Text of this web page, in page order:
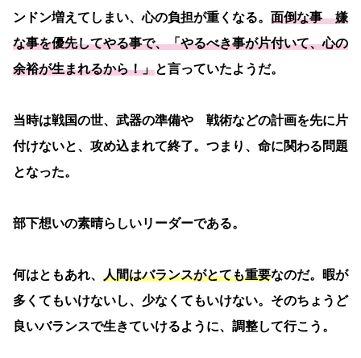
ンドン増えてしまい、心の負担が重くなる。 面倒な事 嫌
な事を優先してやる事で、「やるべき事が片付いて、心の
余裕が生まれるから！」と言っていたようだ。
当時は戦国の世、武器の準備や 戦術などの計画を先に片
付けないと、攻め込まれて終了。つまり、命に関わる問題
となった。
部下想いの素晴らしいリーダーである。
何はともあれ、 人間はバランスがとても重要なのだ。暇が
多くてもいけないし、少なくてもいけない。そのちょうど
良いバランスで生きていけるように、調整して行こう。